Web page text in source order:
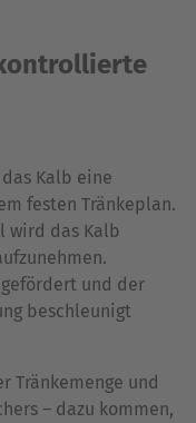
Kalb eine
festen Tränkeplan.
wird das Kalb
und der
beschleunigt
Tränkemenge und
– dazu kommen,